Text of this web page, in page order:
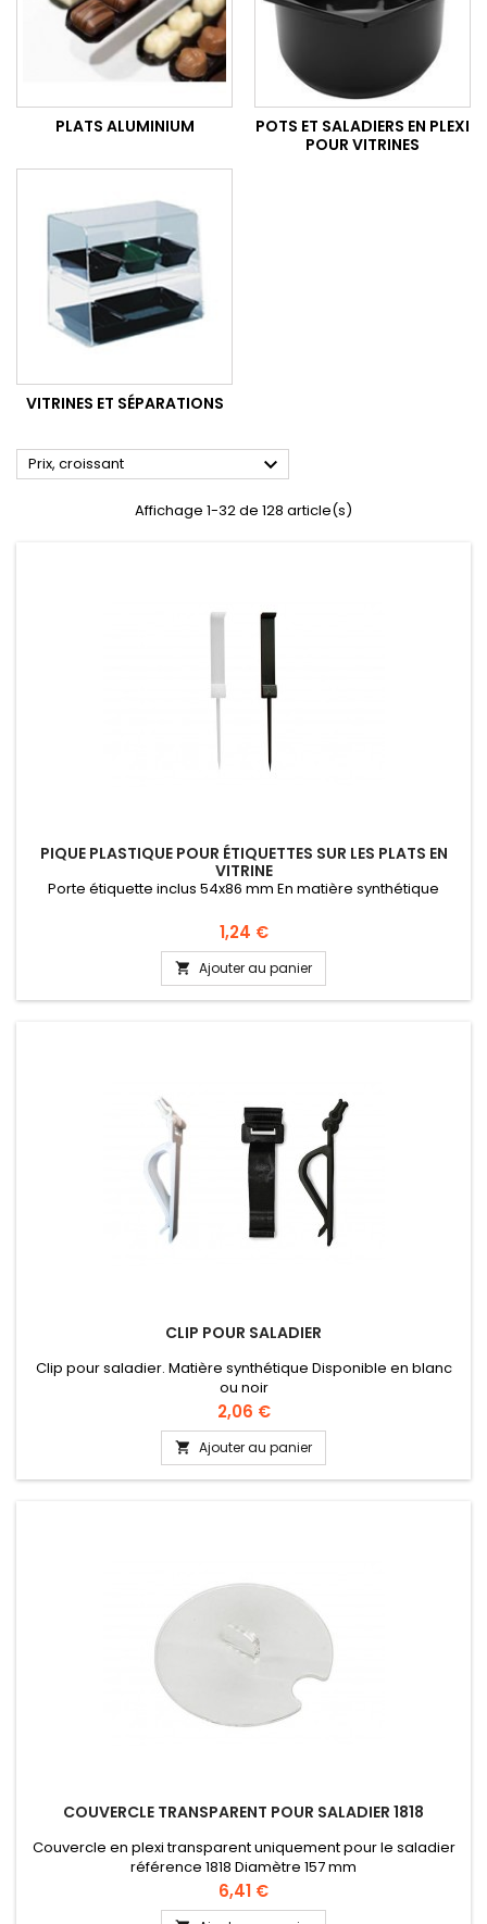
PLATS ALUMINIUM
POTS ET SALADIERS EN PLEXI
POUR VITRINES
VITRINES ET SÉPARATIONS
Prix, croissant 
Affichage 1-32 de 128 article(s)
PIQUE PLASTIQUE POUR ÉTIQUETTES SUR LES PLATS EN
VITRINE
Porte étiquette inclus 54x86 mm En matière synthétique
Prix
1,24 €
 Ajouter au panier
CLIP POUR SALADIER
Clip pour saladier. Matière synthétique Disponible en blanc
ou noir
Prix
2,06 €
 Ajouter au panier
COUVERCLE TRANSPARENT POUR SALADIER 1818
Couvercle en plexi transparent uniquement pour le saladier
référence 1818 Diamètre 157 mm
Prix
6,41 €